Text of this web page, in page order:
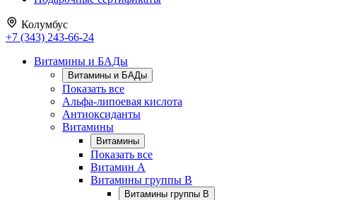
Колумбус
+7 (343) 243-66-24
Витамины и БАДы
Витамины и БАДы
Показать все
Альфа-липоевая кислота
Антиоксиданты
Витамины
Витамины
Показать все
Витамин A
Витамины группы B
Витамины группы B